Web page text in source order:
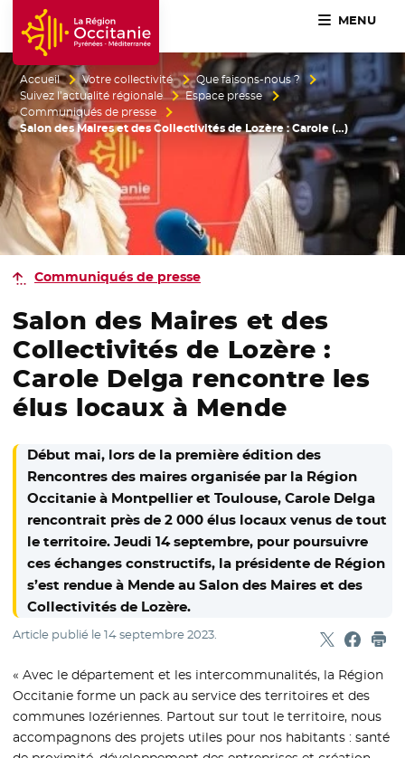
Accueil Région Occitanie / Pyrénées-Méditerranée
MENU
Accueil Votre collectivité
Que faisons-nous ?
Suivez l’actualité régionale
Espace presse
Communiqués de presse
Salon des Maires et des Collectivités de Lozère : Carole (…)
Communiqués de presse
Salon des Maires et des
Collectivités de Lozère :
Carole Delga rencontre les
élus locaux à Mende
Début mai, lors de la première édition des
Rencontres des maires organisée par la Région
Occitanie à Montpellier et Toulouse, Carole Delga
rencontrait près de 2 000 élus locaux venus de tout
le territoire. Jeudi 14 septembre, pour poursuivre
ces échanges constructifs, la présidente de Région
s’est rendue à Mende au Salon des Maires et des
Collectivités de Lozère.
Article publié le14 septembre 2023.
Partager
- Nouvelle
-
« Avec le département et les intercommunalités, la Région
Occitanie forme un pack au service des territoires et des
communes lozériennes. Partout sur tout le territoire, nous
accompagnons des projets utiles pour nos habitants : santé